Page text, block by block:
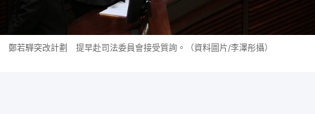
鄭若驊突改計劃 提早赴司法委員會接受質詢。（資料圖片/李澤彤攝）